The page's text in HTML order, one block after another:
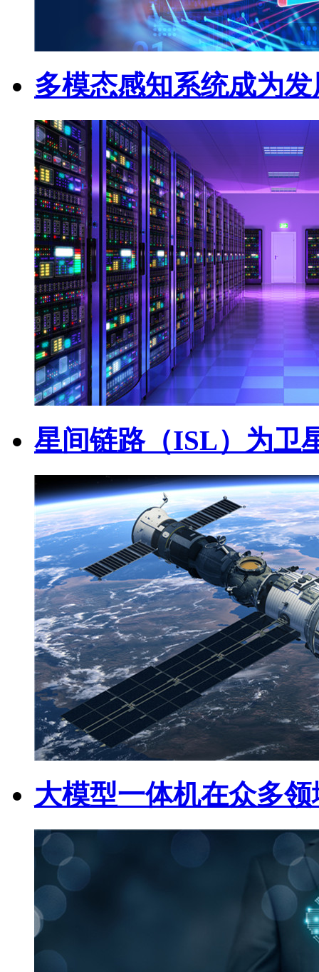
多模态感知系统成为
星间链路（ISL）为卫
大模型一体机在众多